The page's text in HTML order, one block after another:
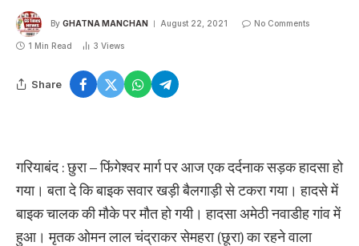
By GHATNA MANCHAN August 22, 2021 No Comments
1 Min Read 3 Views
Share
गरियाबंद : छुरा – फिंगेश्वर मार्ग पर आज एक दर्दनाक सड़क हादसा हो
गया। बता दे कि बाइक सवार खड़ी बैलगाड़ी से टकरा गया। हादसे में
बाइक चालक की मौके पर मौत हो गयी। हादसा अमेठी नवाडीह गांव में
हुआ। मृतक ओमन लाल चंद्राकर सेमहरा (छूरा) का रहने वाला